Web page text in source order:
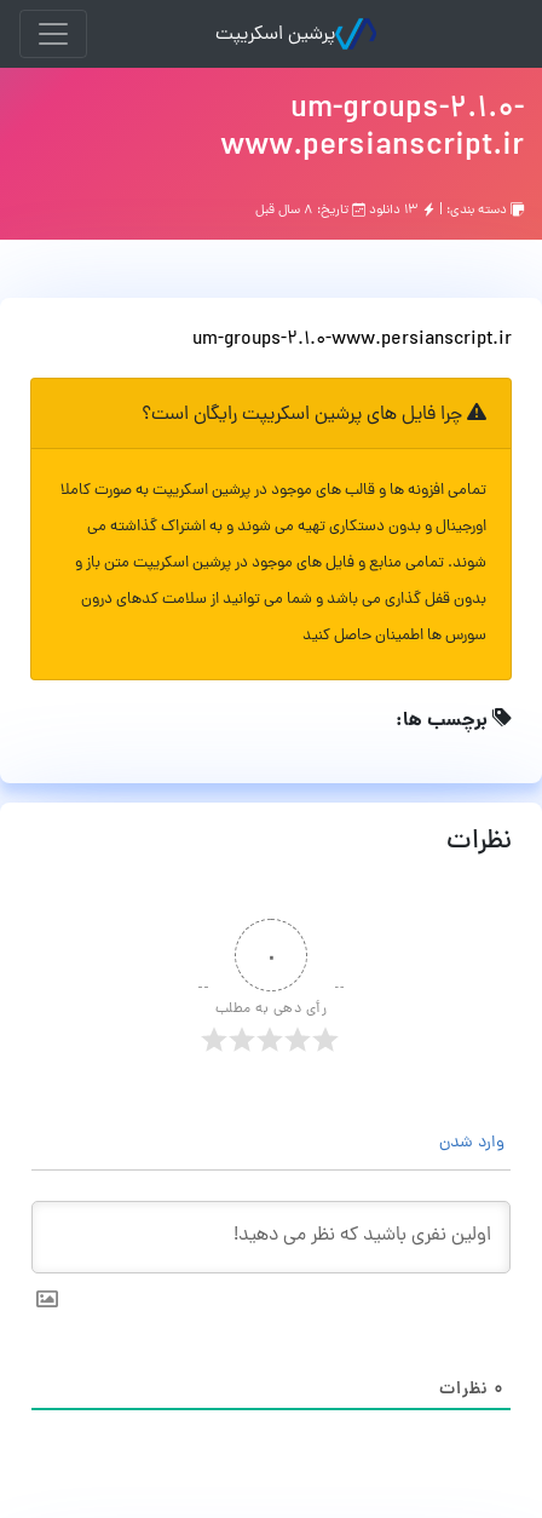
پرشین اسکریپت
um-groups-2.1.0-
www.persianscript.ir
دسته بندی: | تاریخ: ۸ سال قبل
um-groups-2.1.0-www.persianscript.ir
چرا فایل های پرشین اسکریپت رایگان است؟
تمامی افزونه ها و قالب های موجود در پرشین اسکریپت به صورت کاملا
اورجینال و بدون دستکاری تهیه می شوند و به اشتراک گذاشته می
شوند. تمامی منابع و فایل های موجود در پرشین اسکریپت متن باز و
بدون قفل گذاری می باشد و شما می توانید از سلامت کدهای درون
سورس ها اطمینان حاصل کنید
برچسب ها:
نظرات
۰
رأی دهی به مطلب
وارد شدن
۰ نظرات